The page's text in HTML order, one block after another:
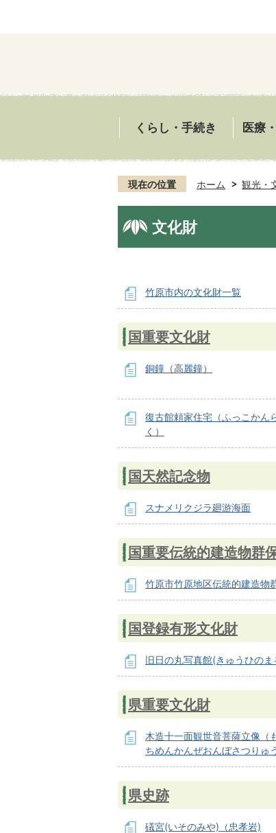
くらし・手続き 医療
現在の位置 ホーム 観光・
文化財
竹原市内の文化財一覧
国重要文化財
銅鐘（高麗鐘）
復古館頼家住宅（ふっこかん
く）
国天然記念物
スナメリクジラ廻游海面
国重要伝統的建造物群
竹原市竹原地区伝統的建造物
国登録有形文化財
旧日の丸写真館(きゅうひの
県重要文化財
木造十一面観世音菩薩立像（
ちめんかんぜおんぼさつりゅ
県史跡
礒宮(いそのみや)（忠孝岩)